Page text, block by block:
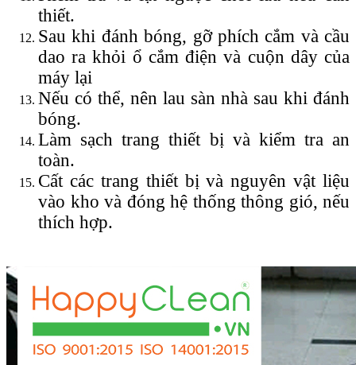
thiết.
Sau khi đánh bóng, gỡ phích cắm và cầu
dao ra khỏi ổ cắm điện và cuộn dây của
máy lại
Nếu có thể, nên lau sàn nhà sau khi đánh
bóng.
Làm sạch trang thiết bị và kiểm tra an
toàn.
Cất các trang thiết bị và nguyên vật liệu
vào kho và đóng hệ thống thông gió, nếu
thích hợp.